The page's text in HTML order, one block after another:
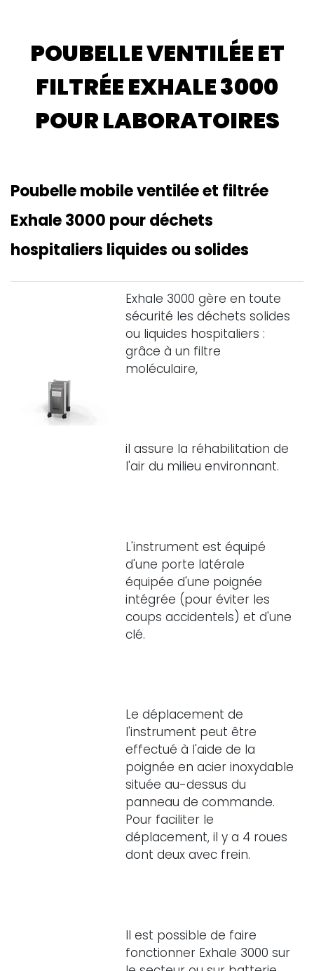
POUBELLE VENTILÉE ET
FILTRÉE EXHALE 3000
POUR LABORATOIRES
Poubelle mobile ventilée et filtrée
Exhale 3000 pour déchets
hospitaliers liquides ou solides
Exhale 3000 gère en toute
sécurité les déchets solides
ou liquides hospitaliers :
grâce à un filtre
moléculaire,
il assure la réhabilitation de
l'air du milieu environnant.
L'instrument est équipé
d'une porte latérale
équipée d'une poignée
intégrée (pour éviter les
coups accidentels) et d'une
clé.
Le déplacement de
l'instrument peut être
effectué à l'aide de la
poignée en acier inoxydable
située au-dessus du
panneau de commande.
Pour faciliter le
déplacement, il y a 4 roues
dont deux avec frein.
Il est possible de faire
fonctionner Exhale 3000 sur